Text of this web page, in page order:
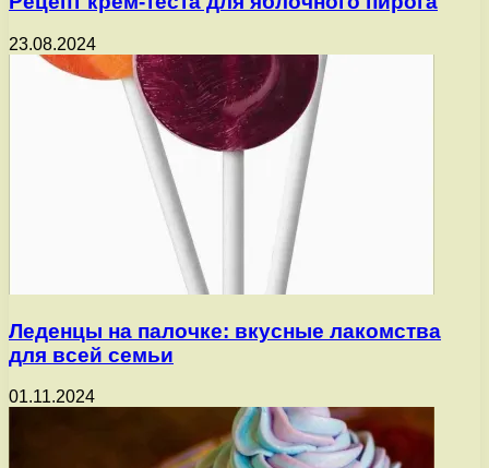
23.08.2024
Леденцы на палочке: вкусные лакомства
для всей семьи
01.11.2024